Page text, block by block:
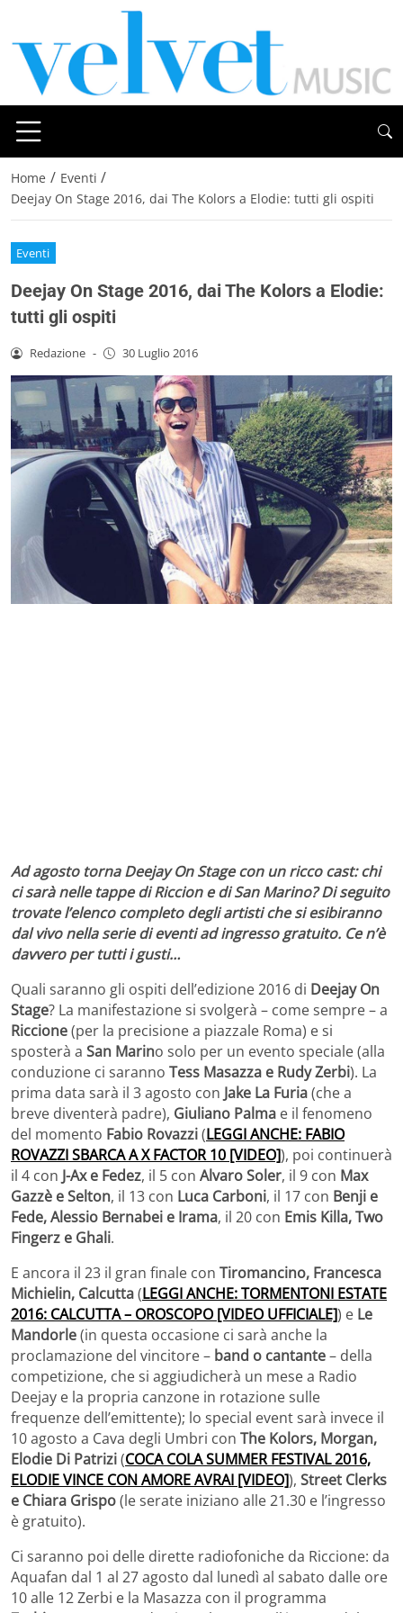
Home / Eventi /
Deejay On Stage 2016, dai The Kolors a Elodie: tutti gli ospiti
Eventi
Deejay On Stage 2016, dai The Kolors a Elodie:
tutti gli ospiti
Redazione - 30 Luglio 2016
Ad agosto torna Deejay On Stage con un ricco cast: chi
ci sarà nelle tappe di Riccion e di San Marino? Di seguito
trovate l’elenco completo degli artisti che si esibiranno
dal vivo nella serie di eventi ad ingresso gratuito. Ce n’è
davvero per tutti i gusti…
Quali saranno gli ospiti dell’edizione 2016 di Deejay On
Stage? La manifestazione si svolgerà – come sempre – a
Riccione(per la precisione a piazzale Roma) e si
sposterà a San Marino solo per un evento speciale (alla
conduzione ci saranno Tess Masazza e Rudy Zerbi). La
prima data sarà il 3 agosto con Jake La Furia(che a
breve diventerà padre), Giuliano Palma e il fenomeno
del momento Fabio Rovazzi(LEGGI ANCHE: FABIO
ROVAZZI SBARCA A X FACTOR 10 [VIDEO]), poi continuerà
il 4 con J-Ax e Fedez, il 5 con Alvaro Soler, il 9 con Max
Gazzè e Selton, il 13 con Luca Carboni, il 17 con Benji e
Fede, Alessio Bernabei e Irama, il 20 con Emis Killa, Two
Fingerz e Ghali.
E ancora il 23 il gran finale con Tiromancino, Francesca
Michielin, Calcutta(LEGGI ANCHE: TORMENTONI ESTATE
2016: CALCUTTA – OROSCOPO [VIDEO UFFICIALE]) e Le
Mandorle(in questa occasione ci sarà anche la
proclamazione del vincitore – band o cantante– della
competizione, che si aggiudicherà un mese a Radio
Deejay e la propria canzone in rotazione sulle
frequenze dell’emittente); lo special event sarà invece il
10 agosto a Cava degli Umbri con The Kolors, Morgan,
Elodie Di Patrizi(COCA COLA SUMMER FESTIVAL 2016,
ELODIE VINCE CON AMORE AVRAI [VIDEO]), Street Clerks
e Chiara Grispo(le serate iniziano alle 21.30 e l’ingresso
è gratuito).
Ci saranno poi delle dirette radiofoniche da Riccione: da
Aquafan dal 1 al 27 agosto dal lunedì al sabato dalle ore
10 alle 12 Zerbi e la Masazza con il programma